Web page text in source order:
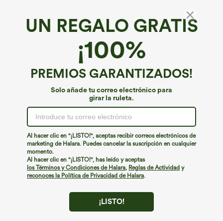
UN REGALO GRATIS
¡100%
PREMIOS GARANTIZADOS!
Solo añade tu correo electrónico para
girar la ruleta.
Al hacer clic en "¡LISTO!", aceptas recibir correos electrónicos de
marketing de Halara. Puedes cancelar la suscripción en cualquier
momento.
Al hacer clic en "¡LISTO!", has leído y aceptas
los Términos y Condiciones de Halara, Reglas de Actividad y
reconoces la Política de Privacidad de Halara.
¡LISTO!
Top deportivo para yoga de corte relajado
con abertura en la espalda, agujero para el
pulgar y fruncidos.
€22,95 EUR